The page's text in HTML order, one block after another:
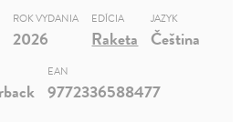
ROK VYDANIA
2026
EDÍCIA
Raketa
JAZYK
Čeština
EAN
9772336588477